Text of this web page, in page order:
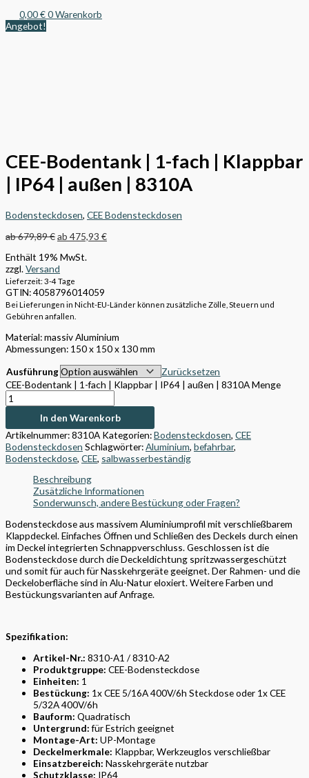
0,00€0Warenkorb
Angebot!
CEE-Bodentank | 1-fach | Klappbar
| IP64 | außen | 8310A
Bodensteckdosen, CEE Bodensteckdosen
ab679,89€ab 475,93 €
Enthält 19% MwSt.
zzgl.Versand
Lieferzeit: 3-4 Tage
GTIN: 4058796014059
Bei Lieferungen in Nicht-EU-Länder können zusätzliche Zölle, Steuern und
Gebühren anfallen.
Material:massiv Aluminium
Abmessungen: 150 x 150 x 130 mm
Ausführung
Zurücksetzen
CEE-Bodentank | 1-fach | Klappbar | IP64 | außen | 8310A Menge
In den Warenkorb
Artikelnummer:8310A Kategorien:Bodensteckdosen, CEE
Bodensteckdosen Schlagwörter:Aluminium, befahrbar,
Bodensteckdose, CEE, salbwasserbeständig
Beschreibung
Zusätzliche Informationen
Sonderwunsch, andere Bestückung oder Fragen?
Bodensteckdose aus massivem Aluminiumprofil mit verschließbarem
Klappdeckel. Einfaches Öffnen und Schließen des Deckels durch einen
im Deckel integrierten Schnappverschluss. Geschlossen ist die
Bodensteckdose durch die Deckeldichtung spritzwassergeschützt
und somit für auch für Nasskehrgeräte geeignet. Der Rahmen- und die
Deckeloberfläche sind in Alu-Natur eloxiert. Weitere Farben und
Bestückungsvarianten auf Anfrage.
Spezifikation:
Artikel-Nr.: 8310-A1 / 8310-A2
Produktgruppe: CEE-Bodensteckdose
Einheiten: 1
Bestückung: 1x CEE 5/16A 400V/6h Steckdose oder 1x CEE
5/32A 400V/6h
Bauform: Quadratisch
Untergrund:für Estrich geeignet
Montage-Art: UP-Montage
Deckelmerkmale: Klappbar, Werkzeuglos verschließbar
Einsatzbereich: Nasskehrgeräte nutzbar
Schutzklasse: IP64